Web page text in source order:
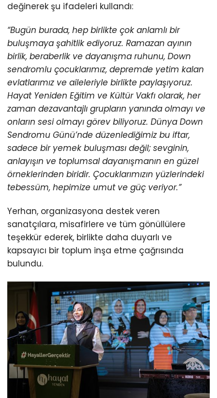
değinerek şu ifadeleri kullandı:
“Bugün burada, hep birlikte çok anlamlı bir
buluşmaya şahitlik ediyoruz. Ramazan ayının
birlik, beraberlik ve dayanışma ruhunu, Down
sendromlu çocuklarımız, depremde yetim kalan
evlatlarımız ve aileleriyle birlikte paylaşıyoruz.
Hayat Yeniden Eğitim ve Kültür Vakfı olarak, her
zaman dezavantajlı grupların yanında olmayı ve
onların sesi olmayı görev biliyoruz. Dünya Down
Sendromu Günü’nde düzenlediğimiz bu iftar,
sadece bir yemek buluşması değil; sevginin,
anlayışın ve toplumsal dayanışmanın en güzel
örneklerinden biridir. Çocuklarımızın yüzlerindeki
tebessüm, hepimize umut ve güç veriyor.”
Yerhan, organizasyona destek veren
sanatçılara, misafirlere ve tüm gönüllülere
teşekkür ederek, birlikte daha duyarlı ve
kapsayıcı bir toplum inşa etme çağrısında
bulundu.